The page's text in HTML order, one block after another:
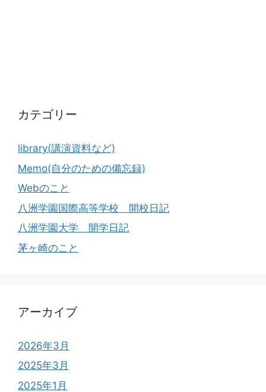
カテゴリー
library(講演資料など)
Memo(自分のための備忘録)
Webのこと
八洲学園国際高等学校 開校日記
八洲学園大学 開学日記
茅ヶ崎のこと
アーカイブ
2026年3月
2025年3月
2025年1月